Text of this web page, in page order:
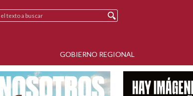
GOBIERNO REGIONAL